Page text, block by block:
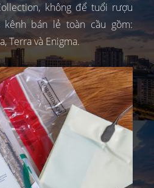
không để tuổi rượu
kênh bán lẻ toàn cầu gồm:
Terra và Enigma.